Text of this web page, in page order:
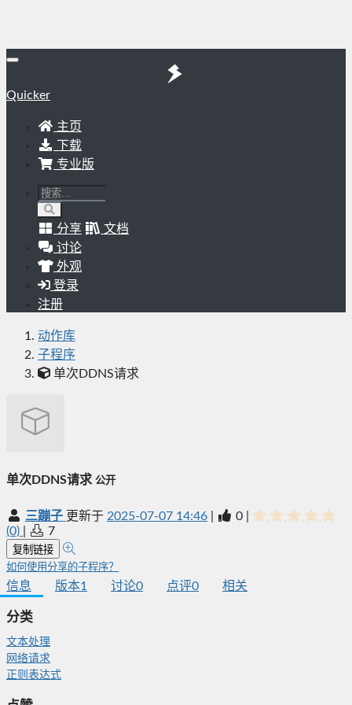
Quicker
主页
下载
专业版
分享
文档
讨论
外观
登录
注册
动作库
子程序
单次DDNS请求
单次DDNS请求 公开
三蹦子 更新于 2025-07-07 14:46 0
(0)
7
复制链接
如何使用分享的子程序？
信息 版本1 讨论0 点评0 相关
分类
文本处理
网络请求
正则表达式